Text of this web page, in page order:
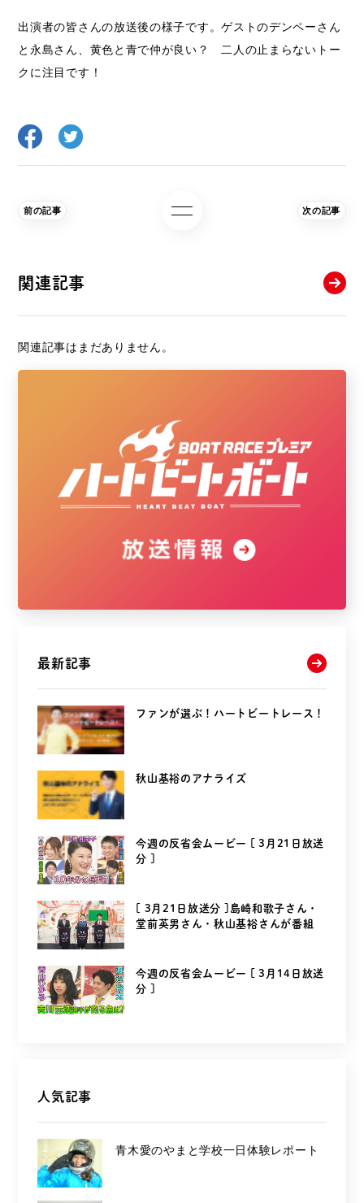
出演者の皆さんの放送後の様子です。ゲストのデンペーさん
と永島さん、黄色と青で仲が良い？ 二人の止まらないトー
クに注目です！
前の記事 次の記事
関連記事
関連記事はまだありません。
最新記事
ファンが選ぶ！ハートビートレース！
秋山基裕のアナライズ
今週の反省会ムービー [ 3月21日放送
分 ]
[ 3月21日放送分 ]島崎和歌子さん・
堂前英男さん・秋山基裕さんが番組
今週の反省会ムービー [ 3月14日放送
分 ]
人気記事
青木愛のやまと学校一日体験レポート